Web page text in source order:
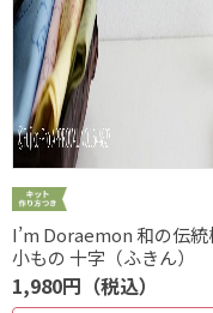
I’m Doraemon 和の伝
小もの 十字（ふきん）
1,980円（税込）